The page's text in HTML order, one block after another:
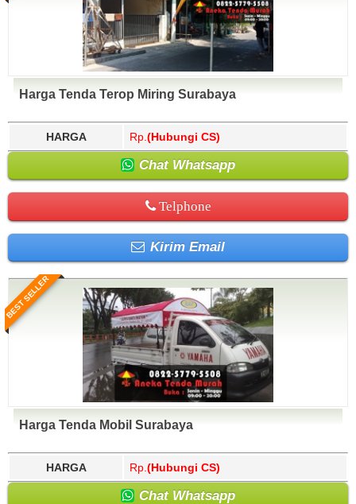
Harga Tenda Terop Miring Surabaya
HARGA Rp. (Hubungi CS)
Chat Whatsapp
Telphone
Kirim Email
BEST SELLER
Harga Tenda Mobil Surabaya
HARGA Rp. (Hubungi CS)
Chat Whatsapp